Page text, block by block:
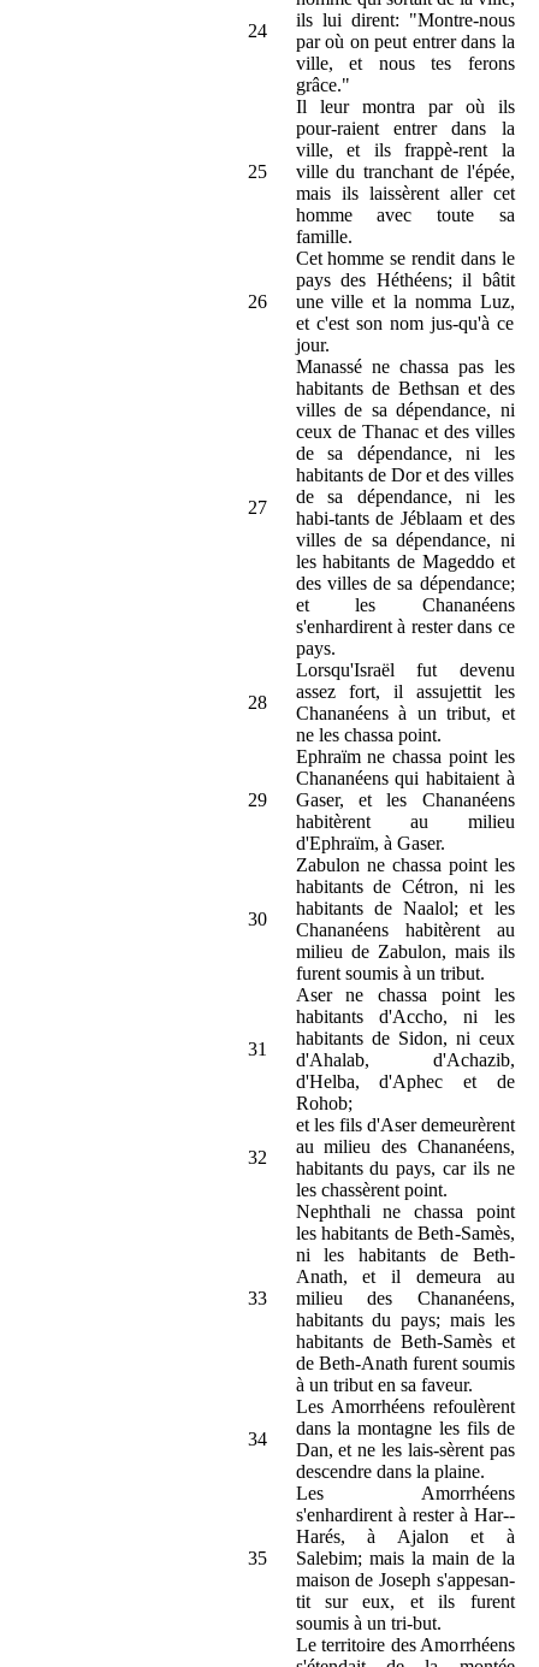
24
ils lui dirent: "Montre-nous
par où on peut entrer dans la
ville, et nous tes ferons
grâce."
25
Il leur montra par où ils
pour-raient entrer dans la
ville, et ils frappè-rent la
ville du tranchant de l'épée,
mais ils laissèrent aller cet
homme avec toute sa
famille.
26
Cet homme se rendit dans le
pays des Héthéens; il bâtit
une ville et la nomma Luz,
et c'est son nom jus-qu'à ce
jour.
27
Manassé ne chassa pas les
habitants de Bethsan et des
villes de sa dépendance, ni
ceux de Thanac et des villes
de sa dépendance, ni les
habitants de Dor et des villes
de sa dépendance, ni les
habi-tants de Jéblaam et des
villes de sa dépendance, ni
les habitants de Mageddo et
des villes de sa dépendance;
et les Chananéens
s'enhardirent à rester dans ce
pays.
28
Lorsqu'Israël fut devenu
assez fort, il assujettit les
Chananéens à un tribut, et
ne les chassa point.
29
Ephraïm ne chassa point les
Chananéens qui habitaient à
Gaser, et les Chananéens
habitèrent au milieu
d'Ephraïm, à Gaser.
30
Zabulon ne chassa point les
habitants de Cétron, ni les
habitants de Naalol; et les
Chananéens habitèrent au
milieu de Zabulon, mais ils
furent soumis à un tribut.
31
Aser ne chassa point les
habitants d'Accho, ni les
habitants de Sidon, ni ceux
d'Ahalab, d'Achazib,
d'Helba, d'Aphec et de
Rohob;
32
et les fils d'Aser demeurèrent
au milieu des Chananéens,
habitants du pays, car ils ne
les chassèrent point.
33
Nephthali ne chassa point
les habitants de Beth-Samès,
ni les habitants de Beth-
Anath, et il demeura au
milieu des Chananéens,
habitants du pays; mais les
habitants de Beth-Samès et
de Beth-Anath furent soumis
à un tribut en sa faveur.
34
Les Amorrhéens refoulèrent
dans la montagne les fils de
Dan, et ne les lais-sèrent pas
descendre dans la plaine.
35
Les Amorrhéens
s'enhardirent à rester à Har--
Harés, à Ajalon et à
Salebim; mais la main de la
maison de Joseph s'appesan-
tit sur eux, et ils furent
soumis à un tri-but.
Le territoire des Amorrhéens